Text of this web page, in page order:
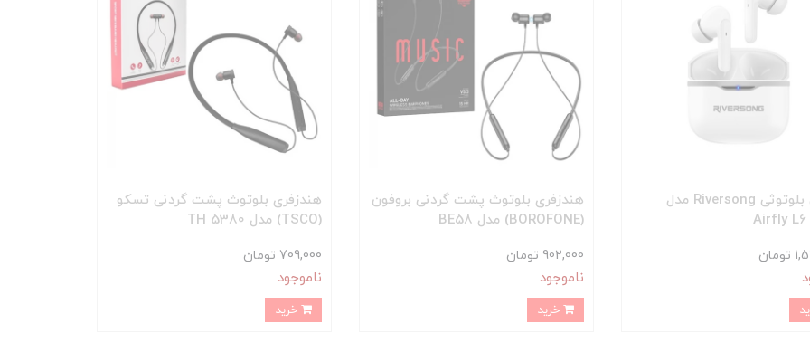
ایرفون بلوتوثی Riversong مدل
Airfly L6
هندزفری بلوتوث پشت گردنی بروفون
(BOROFONE) مدل BE58
902,000 تومان
ناموجود
خرید
هندزفری بلوتوث پشت گردنی تسکو
(TSCO) مدل TH 5380
709,000 تومان
ناموجود
خرید